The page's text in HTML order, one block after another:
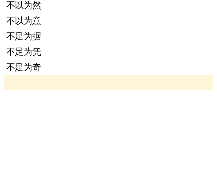
不以为然
不以为意
不足为据
不足为凭
不足为奇